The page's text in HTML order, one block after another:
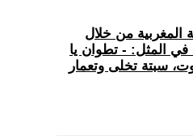
المغربية من خلال
في المثل: - تطوان يا
سبتة تخلى وتعمار